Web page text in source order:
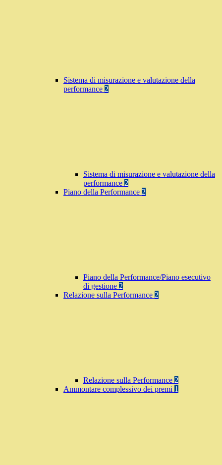
Sistema di misurazione e valutazione della
performance 2
Sistema di misurazione e valutazione della
performance 2
Piano della Performance 2
Piano della Performance/Piano esecutivo
di gestione 2
Relazione sulla Performance 2
Relazione sulla Performance 2
Ammontare complessivo dei premi 1